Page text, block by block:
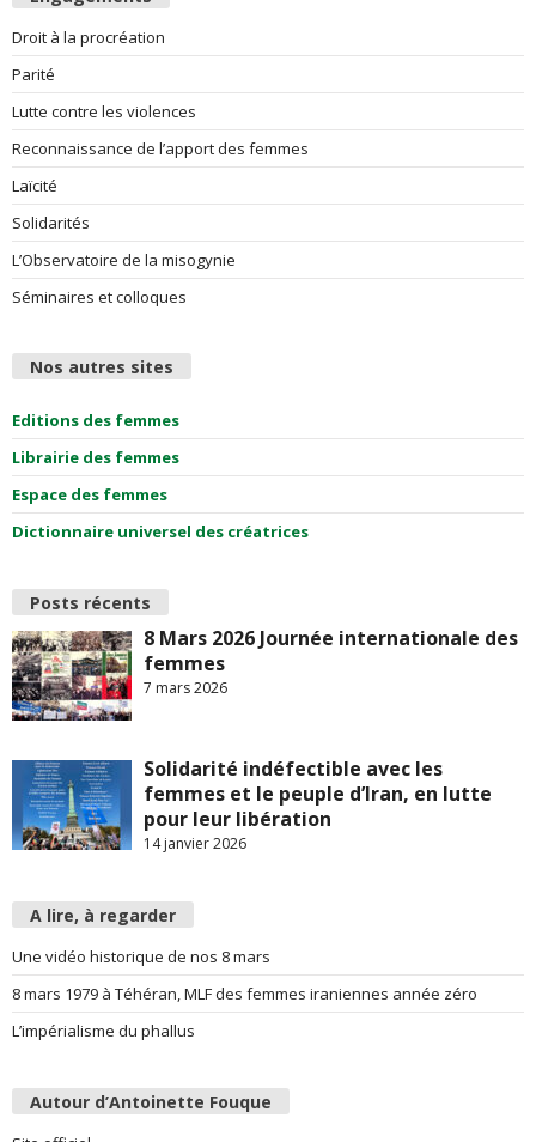
Droit à la procréation
Parité
Lutte contre les violences
Reconnaissance de l’apport des femmes
Laïcité
Solidarités
L’Observatoire de la misogynie
Séminaires et colloques
Nos autres sites
Editions des femmes
Librairie des femmes
Espace des femmes
Dictionnaire universel des créatrices
Posts récents
8 Mars 2026 Journée internationale des
femmes
7 mars 2026
Solidarité indéfectible avec les
femmes et le peuple d’Iran, en lutte
pour leur libération
14 janvier 2026
A lire, à regarder
Une vidéo historique de nos 8 mars
8 mars 1979 à Téhéran, MLF des femmes iraniennes année zéro
L’impérialisme du phallus
Autour d’Antoinette Fouque